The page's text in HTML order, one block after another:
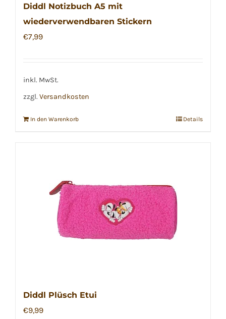
Diddl Notizbuch A5 mit
wiederverwendbaren Stickern
€7,99
inkl. MwSt.
zzgl. Versandkosten
In den Warenkorb Details
Diddl Plüsch Etui
€9,99